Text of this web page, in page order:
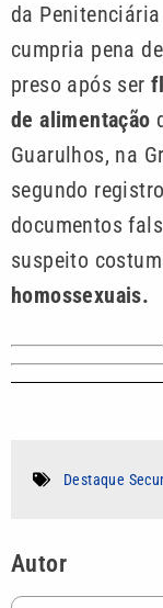
da
cumpria pena
preso após ser
de alimentação
Guarulhos, na
segundo
documentos
suspeito
homossexuais.
Destaque
Autor